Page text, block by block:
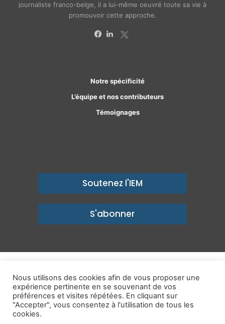
journaliste franco-belge, il a lui-même oeuvré toute sa vie à
promouvoir cette approche.
Notre spécificité
L’équipe et nos contributeurs
Témoignages
Soutenez l'IEM
S'abonner
un avenir prospère
Mentions légales-Politique de confidentialité-Contact
Publications
Nous utilisons des cookies afin de vous proposer une
expérience pertinente en se souvenant de vos
préférences et visites répétées. En cliquant sur
"Accepter", vous consentez à l'utilisation de tous les
cookies.